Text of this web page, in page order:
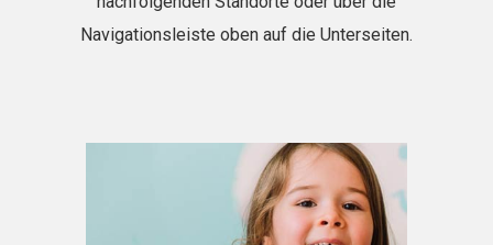
Navigationsleiste oben auf die Unterseiten.